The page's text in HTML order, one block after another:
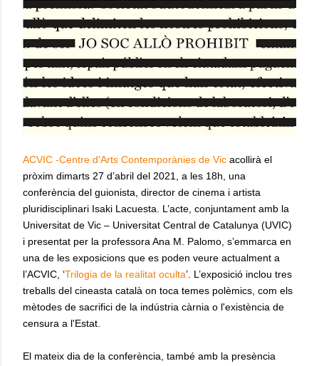
ACVIC -Centre d'Arts Contemporànies de Vic acollirà el
pròxim dimarts 27 d’abril del 2021, a les 18h, una
conferència del guionista, director de cinema i artista
pluridisciplinari Isaki Lacuesta. L’acte, conjuntament amb la
Universitat de Vic – Universitat Central de Catalunya (UVIC)
i presentat per la professora Ana M. Palomo, s’emmarca en
una de les exposicions que es poden veure actualment a
l’ACVIC, ‘Trilogia de la realitat oculta’. L’exposició inclou tres
treballs del cineasta català on toca temes polèmics, com els
mètodes de sacrifici de la indústria càrnia o l'existència de
censura a l'Estat.
El mateix dia de la conferència, també amb la presència